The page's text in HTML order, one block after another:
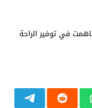
في توفير الراحة